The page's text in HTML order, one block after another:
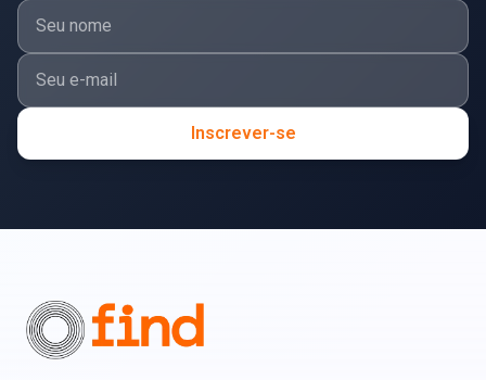
Inscrever-se